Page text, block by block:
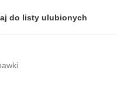
do listy ulubionych